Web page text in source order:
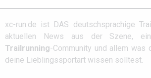
xc-run.de ist DAS deutschsprachige
aktuellen News aus der Szene,
Trailrunning-Community und allem was
deine Lieblingssportart wissen solltest.